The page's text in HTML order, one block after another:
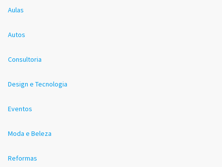
Aulas
Autos
Consultoria
Design e Tecnologia
Eventos
Moda e Beleza
Reformas